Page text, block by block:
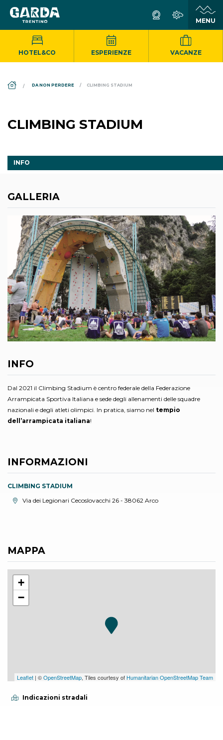
HOTEL&CO ESPERIENZE VACANZE
DA NON PERDERE CLIMBING STADIUM
CLIMBING STADIUM
INFO
GALLERIA
INFO
Dal 2021 il Climbing Stadium è centro federale della Federazione
Arrampicata Sportiva Italiana e sede degli allenamenti delle squadre
nazionali e degli atleti olimpici. In pratica, siamo nel tempio
dell’arrampicata italiana!
INFORMAZIONI
CLIMBING STADIUM
Località:Via dei Legionari Cecoslovacchi 26 - 38062 Arco
MAPPA
+
−
Leaflet | ©OpenStreetMap, Tiles courtesy of Humanitarian OpenStreetMap Team
Indicazioni stradali